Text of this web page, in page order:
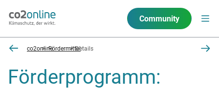
Community
co2onlineFördermittelDetails
Förderprogramm: